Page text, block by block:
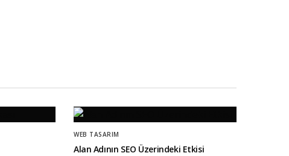
WEB TASARIM
Alan Adının SEO Üzerindeki Etkisi